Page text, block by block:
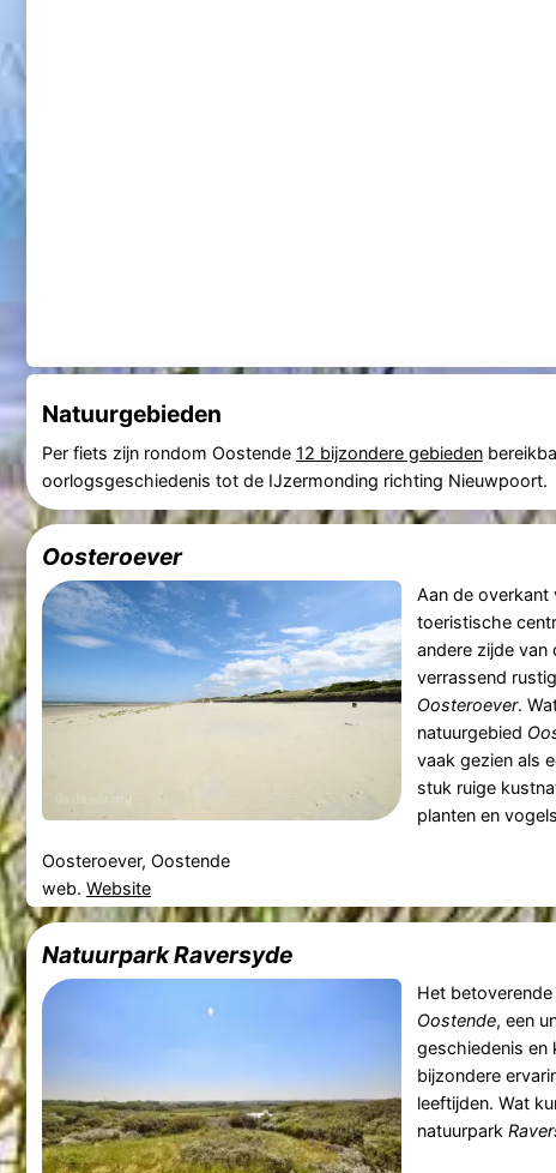
Natuurgebieden
Per fiets zijn rondom Oostende 12 bijzondere gebieden
oorlogsgeschiedenis tot de IJzermonding richting Nieuwpoort.
Oosteroever
Aan de overkant
toeristische
andere zijde van
verrassend
Oosteroever.
natuurgebied
vaak gezien als
stuk ruige
planten en
Oosteroever, Oostende
web. Website
Natuurpark Raversyde
Het
Oostende, een
geschiedenis en
bijzondere
leeftijden. Wat
natuurpark